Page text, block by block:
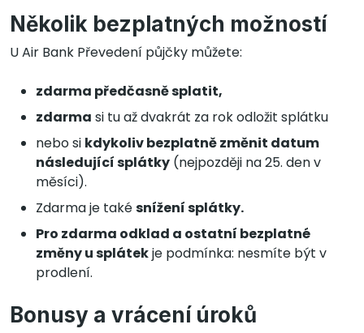
Několik bezplatných možností
U Air Bank Převedení půjčky můžete:
zdarma předčasně splatit,
zdarma si tu až dvakrát za rok odložit splátku
nebo si kdykoliv bezplatně změnit datum
následující splátky (nejpozději na 25. den v
měsíci).
Zdarma je takésnížení splátky.
Pro zdarma odklad a ostatní bezplatné
změny u splátekje podmínka: nesmíte být v
prodlení.
Bonusy a vrácení úroků